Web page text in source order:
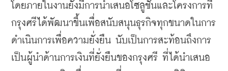
​โดยภายในงานยังมีการนำเสนอโซลูชันและโครงการที่
กรุงศรีได้พัฒนาขึ้นเพื่อสนับสนุนธุรกิจทุกขนาดในการ
ดำเนินการเพื่อความยั่งยืน นับเป็นการสะท้อนถึงการ
เป็นผู้นำด้านการเงินที่ยั่งยืนของกรุงศรี ที่ได้นำเสนอ